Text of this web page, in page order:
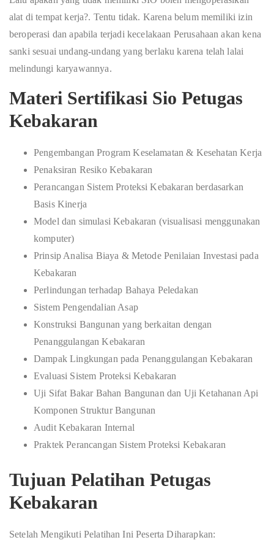
alat di tempat kerja?. Tentu tidak. Karena belum memiliki izin
beroperasi dan apabila terjadi kecelakaan Perusahaan akan kena
sanki sesuai undang-undang yang berlaku karena telah lalai
melindungi karyawannya.
Materi Sertifikasi Sio Petugas
Kebakaran
Pengembangan Program Keselamatan & Kesehatan Kerja
Penaksiran Resiko Kebakaran
Perancangan Sistem Proteksi Kebakaran berdasarkan
Basis Kinerja
Model dan simulasi Kebakaran (visualisasi menggunakan
komputer)
Prinsip Analisa Biaya & Metode Penilaian Investasi pada
Kebakaran
Perlindungan terhadap Bahaya Peledakan
Sistem Pengendalian Asap
Konstruksi Bangunan yang berkaitan dengan
Penanggulangan Kebakaran
Dampak Lingkungan pada Penanggulangan Kebakaran
Evaluasi Sistem Proteksi Kebakaran
Uji Sifat Bakar Bahan Bangunan dan Uji Ketahanan Api
Komponen Struktur Bangunan
Audit Kebakaran Internal
Praktek Perancangan Sistem Proteksi Kebakaran
Tujuan Pelatihan Petugas
Kebakaran
Setelah Mengikuti Pelatihan Ini Peserta Diharapkan: